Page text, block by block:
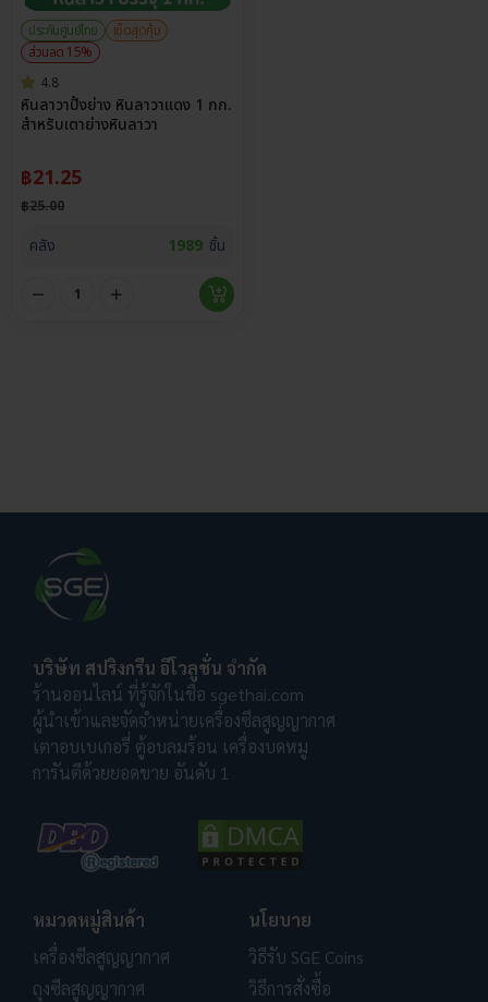
ประกันศูนย์ไทย
เซ็ตสุดคุ้ม
ส่วนลด 15%
4.8
หินลาวาปิ้งย่าง หินลาวาแดง 1 กก.
สำหรับเตาย่างหินลาวา
฿21.25
฿25.00
คลัง 1989 ชิ้น
บริษัท สปริงกรีน อีโวลูชั่น จำกัด
ร้านออนไลน์ ที่รู้จักในชื่อ sgethai.com
ผู้นำเข้าและจัดจำหน่ายเครื่องซีลสูญญากาศ
เตาอบเบเกอรี่ ตู้อบลมร้อน เครื่องบดหมู
การันตีด้วยยอดขาย อันดับ 1
หมวดหมู่สินค้า
เครื่องซีลสูญญากาศ
ถุงซีลสูญญากาศ
นโยบาย
วิธีรับ SGE Coins
วิธีการสั่งซื้อ